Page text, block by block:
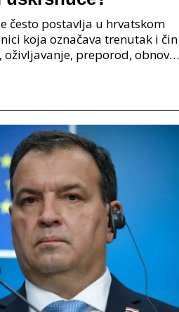
često postavlja u hrvatskom
koja označava trenutak i čin
preporod, obnovu.